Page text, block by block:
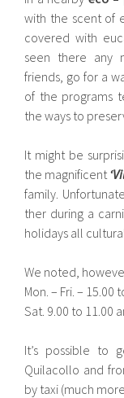
with the scent of
covered with
seen there any
friends, go for a
of the programs
the ways to
It might be
the magnificent
family.
ther during a
holidays all
We noted,
Mon. – Fri. – 15.00
Sat. 9.00 to 11.00
It’s possible to
Quilacollo and
by taxi (much